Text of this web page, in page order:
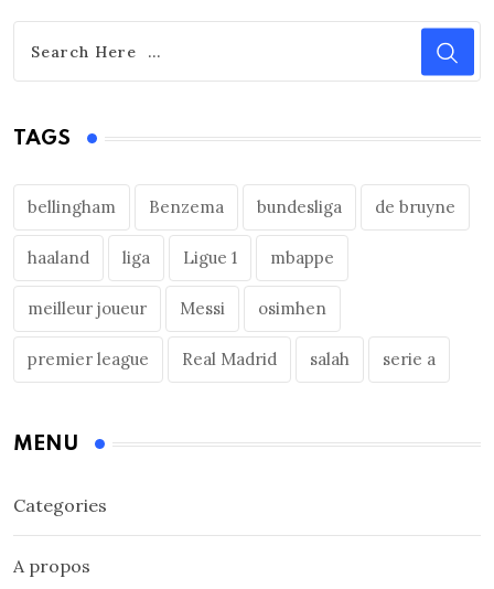
TAGS
bellingham Benzema bundesliga de bruyne
haaland liga Ligue 1 mbappe
meilleur joueur Messi osimhen
premier league Real Madrid salah serie a
MENU
Categories
A propos